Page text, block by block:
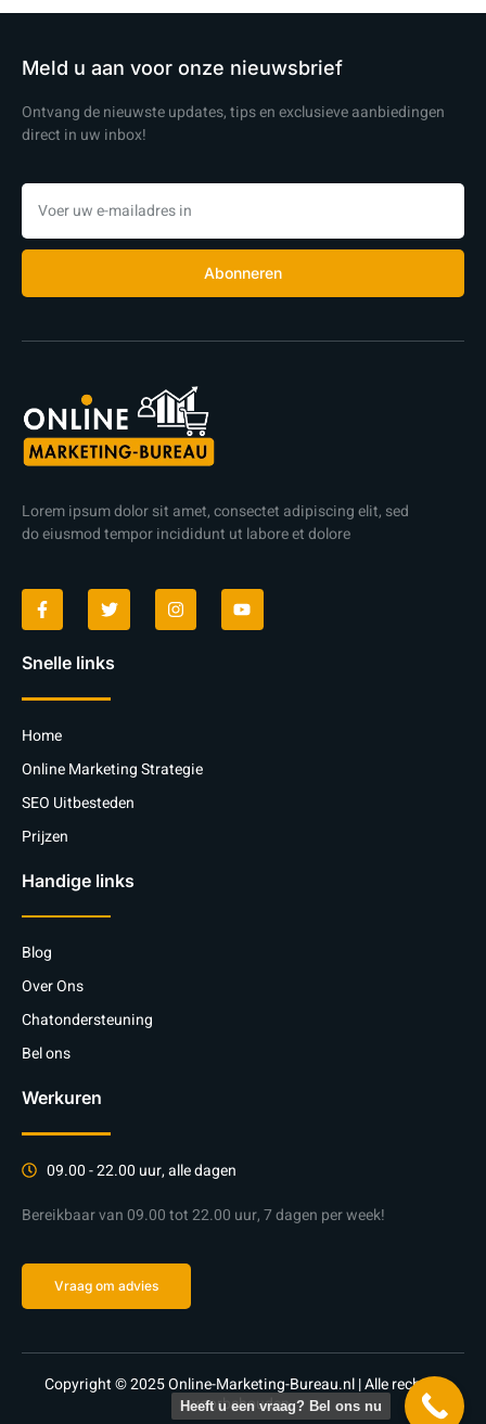
Meld u aan voor onze nieuwsbrief
Ontvang de nieuwste updates, tips en exclusieve aanbiedingen
direct in uw inbox!
Abonneren
Lorem ipsum dolor sit amet, consectet adipiscing elit, sed
do eiusmod tempor incididunt ut labore et dolore
Snelle links
Home
Online Marketing Strategie
SEO Uitbesteden
Prijzen
Handige links
Blog
Over Ons
Chatondersteuning
Bel ons
Werkuren
09.00 - 22.00 uur, alle dagen
Bereikbaar van 09.00 tot 22.00 uur, 7 dagen per week!
Vraag om advies
Copyright © 2025 Online-Marketing-Bureau.nl | Alle rechten
voorbehouden.
Heeft u een vraag? Bel ons nu